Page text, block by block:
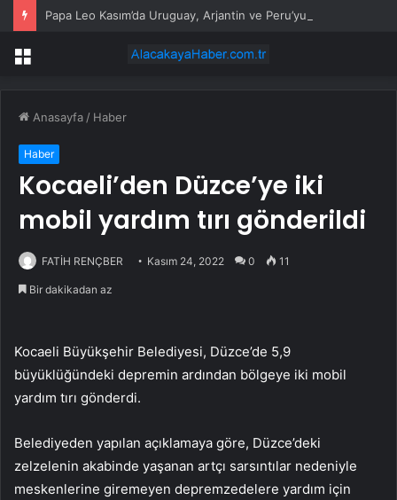
Menü
Anasayfa / Haber
Haber
Kocaeli’den Düzce’ye iki
mobil yardım tırı gönderildi
FATİH RENÇBER Kasım 24, 2022 0 11
Bir dakikadan az
Kocaeli Büyükşehir Belediyesi, Düzce’de 5,9
büyüklüğündeki depremin ardından bölgeye iki mobil
yardım tırı gönderdi.
Belediyeden yapılan açıklamaya göre, Düzce’deki
zelzelenin akabinde yaşanan artçı sarsıntılar nedeniyle
meskenlerine giremeyen depremzedelere yardım için